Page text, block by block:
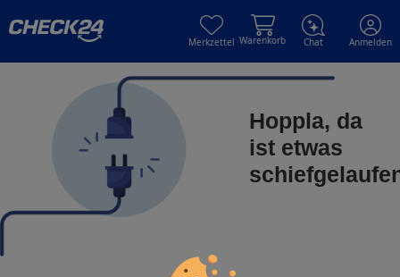
Merkzettel Warenkorb Chat Anmelden
Hoppla, da
ist etwas